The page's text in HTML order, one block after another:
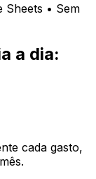
Sheets • Sem
a dia:
cada gasto,